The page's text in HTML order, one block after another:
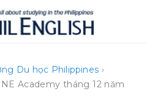
Du học Philippines ›
Academy tháng 12 năm